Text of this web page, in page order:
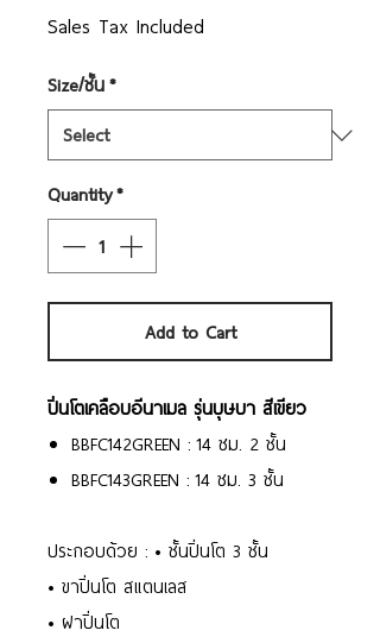
Price
Sales Tax Included
Size/ชั้น*
Quantity*
Add to Cart
ปิ่นโตเคลือบอีนาเมล รุ่นบุษบา สีเขียว
BBFC142GREEN : 14​ ซม.​ 2​ ชั้น​
BBFC143GREEN : 14​ ซม.​ 3​ ชั้น​
ประกอบด้วย : • ชั้นปิ่นโต 3 ชั้น
• ขาปิ่นโต สแตนเลส
• ฝาปิ่นโต